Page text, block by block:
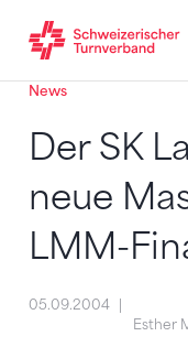
Zum Inhalt springen
Zur Sitemap
Zum Navigieren
News
Der SK
neue
LMM-
05.09.2004
Esther